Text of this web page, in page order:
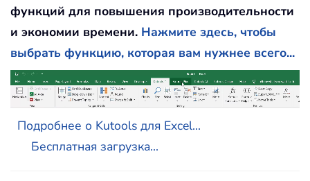
функций для повышения производительности
и экономии времени. Нажмите здесь, чтобы
выбрать функцию, которая вам нужнее всего...
Подробнее о Kutools для Excel...
Бесплатная загрузка...